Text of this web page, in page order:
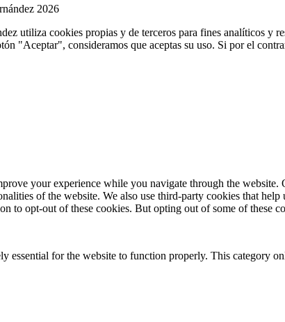
2026
utiliza cookies propias y de terceros para fines analíticos y
"Aceptar", consideramos que aceptas su uso. Si por el
your experience while you navigate through the website.
of the website. We also use third-party cookies that
to opt-out of these cookies. But opting out of some of these
essential for the website to function properly. This category